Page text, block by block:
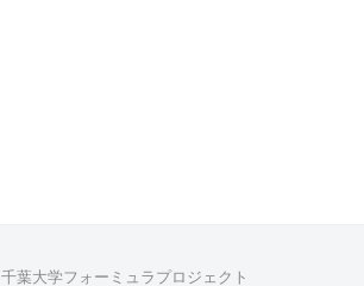
千葉大学フォーミュラプロジェクト